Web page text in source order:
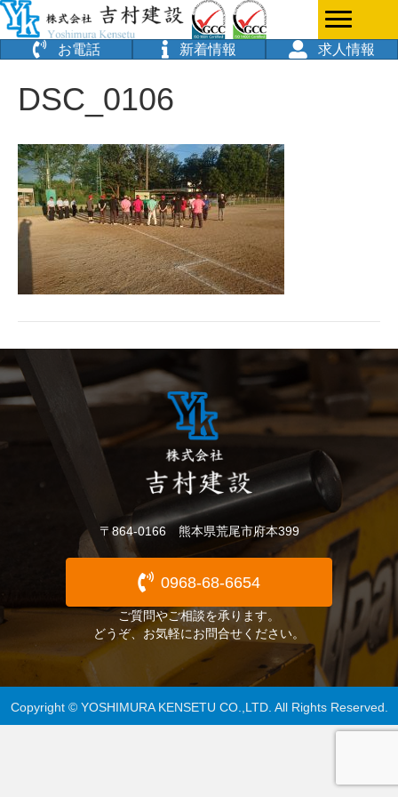
お電話 新着情報 求人情報
DSC_0106
〒864-0166 熊本県荒尾市府本399
0968-68-6654
ご質問やご相談を承ります。
どうぞ、お気軽にお問合せください。
Copyright © YOSHIMURA KENSETU CO.,LTD. All Rights Reserved.